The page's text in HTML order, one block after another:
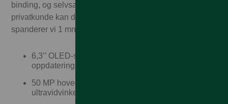
binding, og selvsagt fri frakt og rask levering! Som
privatkunde kan du også velge delbetaling. I tillegg
spanderer vi 1 mnd med mobilforsikring!
6,3’’ OLED-skjerm med 120 Hz
oppdateringsfrekvens
50 MP hovedkamera og 13 MP
ultravidvinkelkamera